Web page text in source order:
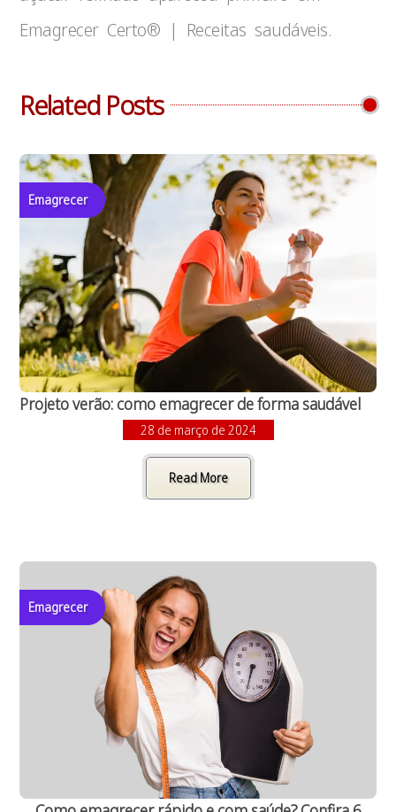
Emagrecer Certo® | Receitas saudáveis.
Related Posts
Emagrecer
Projeto verão: como emagrecer de forma saudável
28 de março de 2024
Read More
Emagrecer